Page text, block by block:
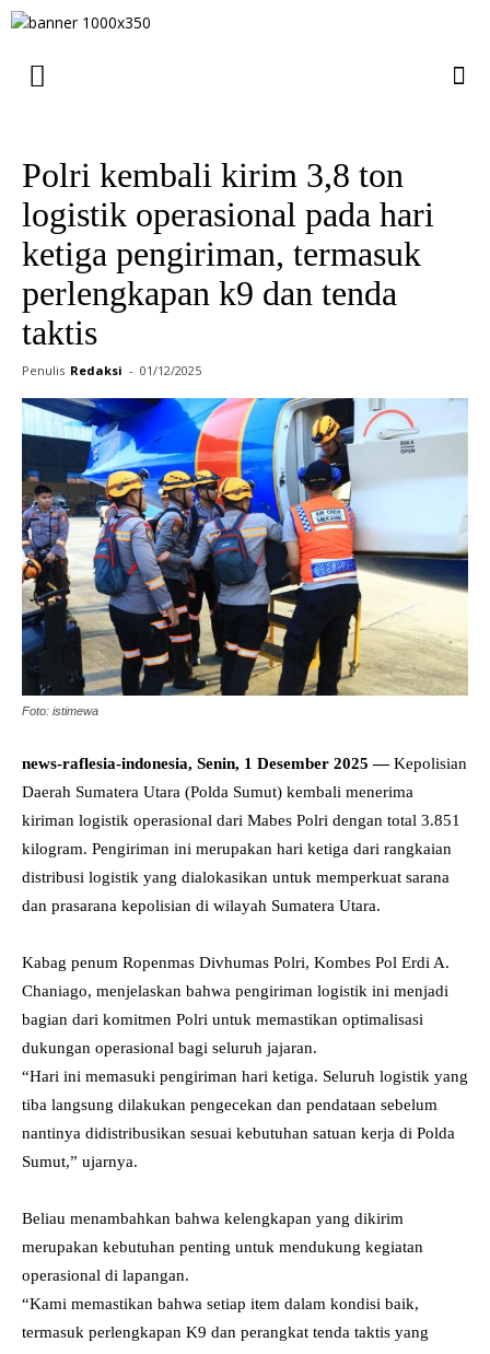
Polri kembali kirim 3,8 ton
logistik operasional pada hari
ketiga pengiriman, termasuk
perlengkapan k9 dan tenda
taktis
Penulis Redaksi - 01/12/2025
Foto: istimewa
news-raflesia-indonesia, Senin, 1 Desember 2025 —Kepolisian
Daerah Sumatera Utara (Polda Sumut) kembali menerima
kiriman logistik operasional dari Mabes Polri dengan total 3.851
kilogram. Pengiriman ini merupakan hari ketiga dari rangkaian
distribusi logistik yang dialokasikan untuk memperkuat sarana
dan prasarana kepolisian di wilayah Sumatera Utara.
Kabag penum Ropenmas Divhumas Polri, Kombes Pol Erdi A.
Chaniago, menjelaskan bahwa pengiriman logistik ini menjadi
bagian dari komitmen Polri untuk memastikan optimalisasi
dukungan operasional bagi seluruh jajaran.
“Hari ini memasuki pengiriman hari ketiga. Seluruh logistik yang
tiba langsung dilakukan pengecekan dan pendataan sebelum
nantinya didistribusikan sesuai kebutuhan satuan kerja di Polda
Sumut,” ujarnya.
Beliau menambahkan bahwa kelengkapan yang dikirim
merupakan kebutuhan penting untuk mendukung kegiatan
operasional di lapangan.
“Kami memastikan bahwa setiap item dalam kondisi baik,
termasuk perlengkapan K9 dan perangkat tenda taktis yang